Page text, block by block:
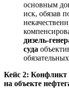
основным
иск, обязав
дизель-
суда
Кейс 2: Конфликт
на объекте